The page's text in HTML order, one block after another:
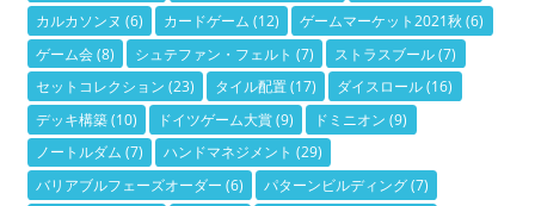
カルカソンヌ (6) カードゲーム (12) ゲームマーケット2021秋 (6)
ゲーム会(8) シュテファン・フェルト (7) ストラスブール(7)
セットコレクション (23) タイル配置(17) ダイスロール(16)
デッキ構築(10) ドイツゲーム大賞(9) ドミニオン (9)
ノートルダム (7) ハンドマネジメント (29)
バリアブルフェーズオーダー (6) パターンビルディング(7)